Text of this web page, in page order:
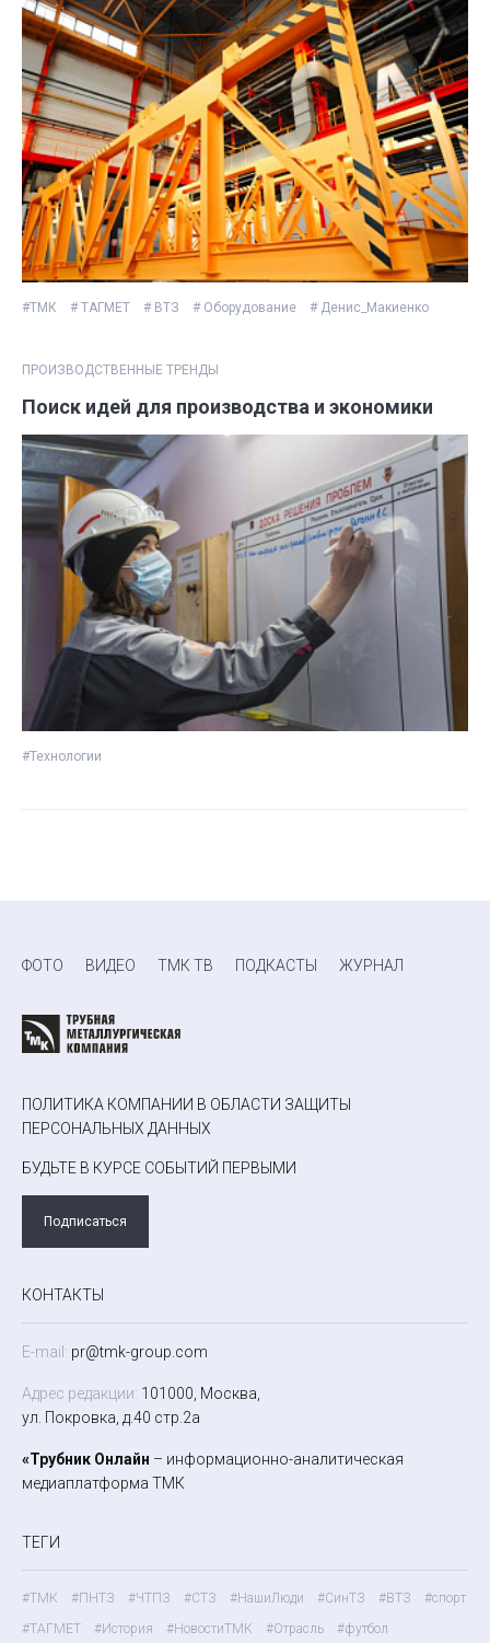
#ТМК # ТАГМЕТ # ВТЗ # Оборудование # Денис_Макиенко
ПРОИЗВОДСТВЕННЫЕ ТРЕНДЫ
Поиск идей для производства и экономики
#Технологии
ФОТО ВИДЕО ТМК ТВ ПОДКАСТЫ ЖУРНАЛ
ПОЛИТИКА КОМПАНИИ В ОБЛАСТИ ЗАЩИТЫ
ПЕРСОНАЛЬНЫХ ДАННЫХ
БУДЬТЕ В КУРСЕ СОБЫТИЙ ПЕРВЫМИ
Подписаться
КОНТАКТЫ
E-mail: pr@tmk-group.com
Адрес редакции: 101000, Москва,
ул. Покровка, д.40 стр.2а
«Трубник Онлайн – информационно-аналитическая
медиаплатформа ТМК
ТЕГИ
#ТМК #ПНТЗ #ЧТПЗ #СТЗ #НашиЛюди #СинТЗ #ВТЗ
#спорт
#ТАГМЕТ
#История #НовостиТМК #Отрасль #футбол